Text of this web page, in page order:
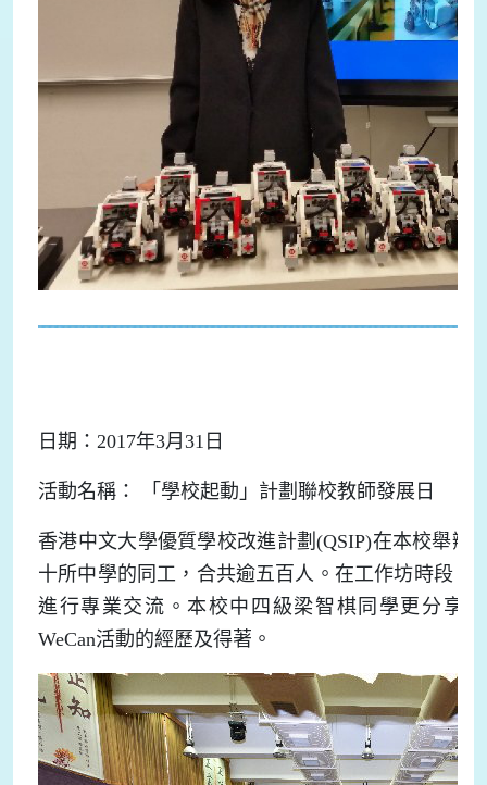
日期：2017年3月31日
活動名稱： 「學校起動」計劃聯校教師發展日
香港中文大學優質學校改進計劃(QSIP)在本校舉辦
十所中學的同工，合共逾五百人。在工作坊時段，
進行專業交流。本校中四級梁智棋同學更分享他
WeCan活動的經歷及得著。